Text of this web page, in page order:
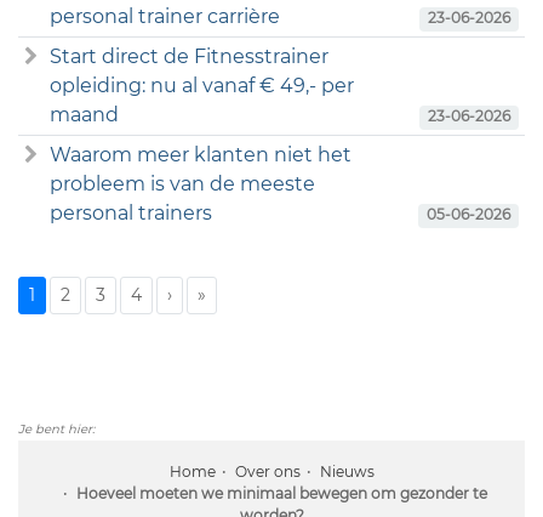
personal trainer carrière 23-06-2026
Start direct de Fitnesstrainer
opleiding: nu al vanaf € 49,- per
maand
23-06-2026
Waarom meer klanten niet het
probleem is van de meeste
personal trainers
05-06-2026
1 2 3 4 › »
Je bent hier:
Home Over ons
Nieuws
Hoeveel moeten we minimaal bewegen om gezonder te